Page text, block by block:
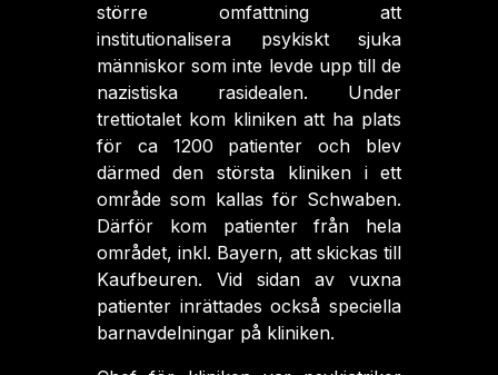
större omfattning att
institutionalisera psykiskt sjuka
människor som inte levde upp till de
nazistiska rasidealen. Under
trettiotalet kom kliniken att ha plats
för ca 1200 patienter och blev
därmed den största kliniken i ett
område som kallas för Schwaben.
Därför kom patienter från hela
området, inkl. Bayern, att skickas till
Kaufbeuren. Vid sidan av vuxna
patienter inrättades också speciella
barnavdelningar på kliniken.